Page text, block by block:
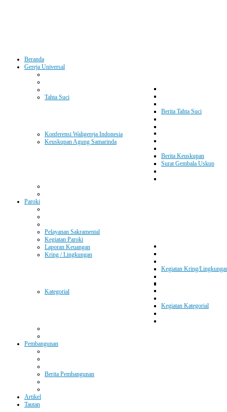
Beranda
Gereja Universal
Tahta Suci
Berita Tahta Suci
Konferensi Waligereja Indonesia
Keuskupan Agung Samarinda
Berita Keuskupan
Surat Gembala Uskup
Paroki
Pelayanan Sakramental
Kegiatan Paroki
Laporan Keuangan
Kring / Lingkungan
Kegiatan Kring/
Kategorial
Kegiatan Kategorial
Pembangunan
Berita Pembangunan
Artikel
Tautan